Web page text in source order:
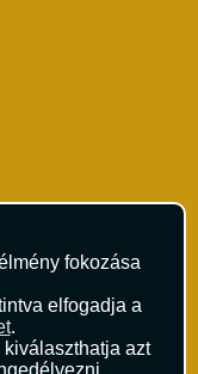
fokozása
elfogadja a
.
kiválaszthatja azt